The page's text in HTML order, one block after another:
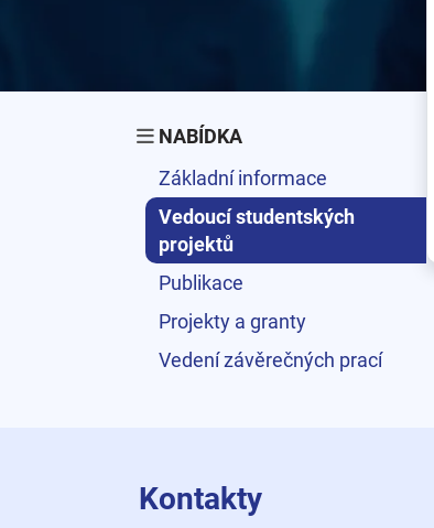
NABÍDKA
Základní informace
Vedoucí studentských
projektů
Publikace
Projekty a granty
Vedení závěrečných prací
Kontakty